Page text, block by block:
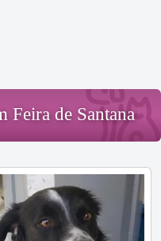
Feira de Santana